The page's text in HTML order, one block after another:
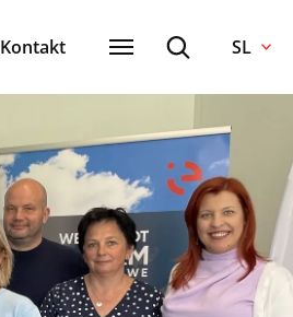
Kontakt SL